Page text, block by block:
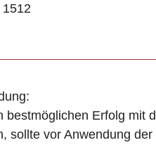
bestmöglichen Erfolg mit
sollte vor Anwendung